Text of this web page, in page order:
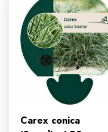
Carex conica